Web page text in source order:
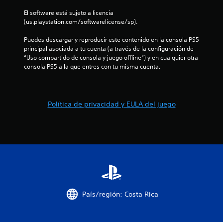
l
l
u
El software está sujeto a licencia
(us.playstation.com/softwarelicense/sp).
Puedes descargar y reproducir este contenido en la consola PS5
principal asociada a tu cuenta (a través de la configuración de
“Uso compartido de consola y juego offline”) y en cualquier otra
consola PS5 a la que entres con tu misma cuenta.
Política de privacidad y EULA del juego
País/región: Costa Rica